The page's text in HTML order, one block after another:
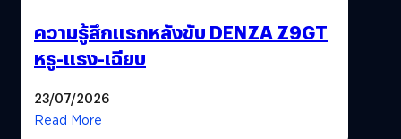
ความรู้สึกแรกหลังขับ DENZA Z9GT
หรู-แรง-เฉียบ
23/07/2026
Read More